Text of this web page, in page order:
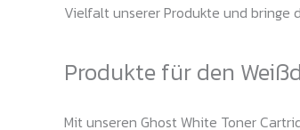
Vielfalt unserer Produkte und bringe
Produkte für den
Mit unseren Ghost White Toner